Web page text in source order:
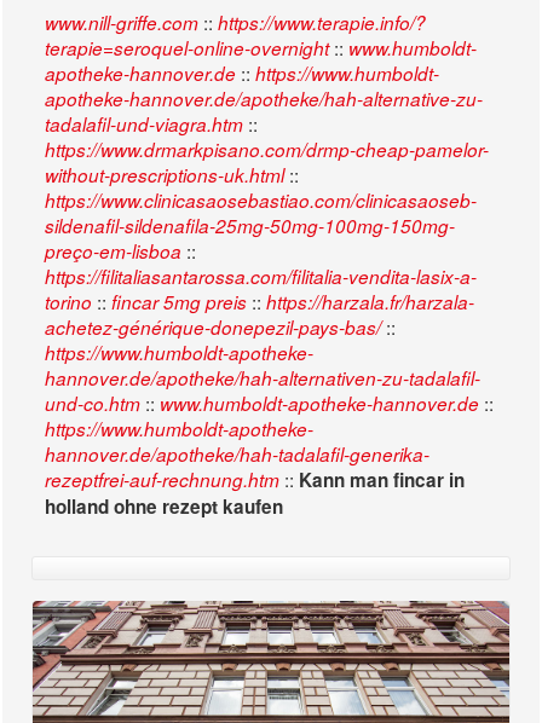
www.nill-griffe.com :: https://www.terapie.info/?
terapie=seroquel-online-overnight:: www.humboldt-
apotheke-hannover.de :: https://www.humboldt-
apotheke-hannover.de/apotheke/hah-alternative-zu-
tadalafil-und-viagra.htm ::
https://www.drmarkpisano.com/drmp-cheap-pamelor-
without-prescriptions-uk.html::
https://www.clinicasaosebastiao.com/clinicasaoseb-
sildenafil-sildenafila-25mg-50mg-100mg-150mg-
preço-em-lisboa ::
https://filitaliasantarossa.com/filitalia-vendita-lasix-a-
torino :: fincar 5mg preis :: https://harzala.fr/harzala-
achetez-générique-donepezil-pays-bas/::
https://www.humboldt-apotheke-
hannover.de/apotheke/hah-alternativen-zu-tadalafil-
und-co.htm :: www.humboldt-apotheke-hannover.de ::
https://www.humboldt-apotheke-
hannover.de/apotheke/hah-tadalafil-generika-
rezeptfrei-auf-rechnung.htm :: Kann man fincar in
holland ohne rezept kaufen